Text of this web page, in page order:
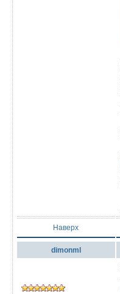
Наверх
dimonml